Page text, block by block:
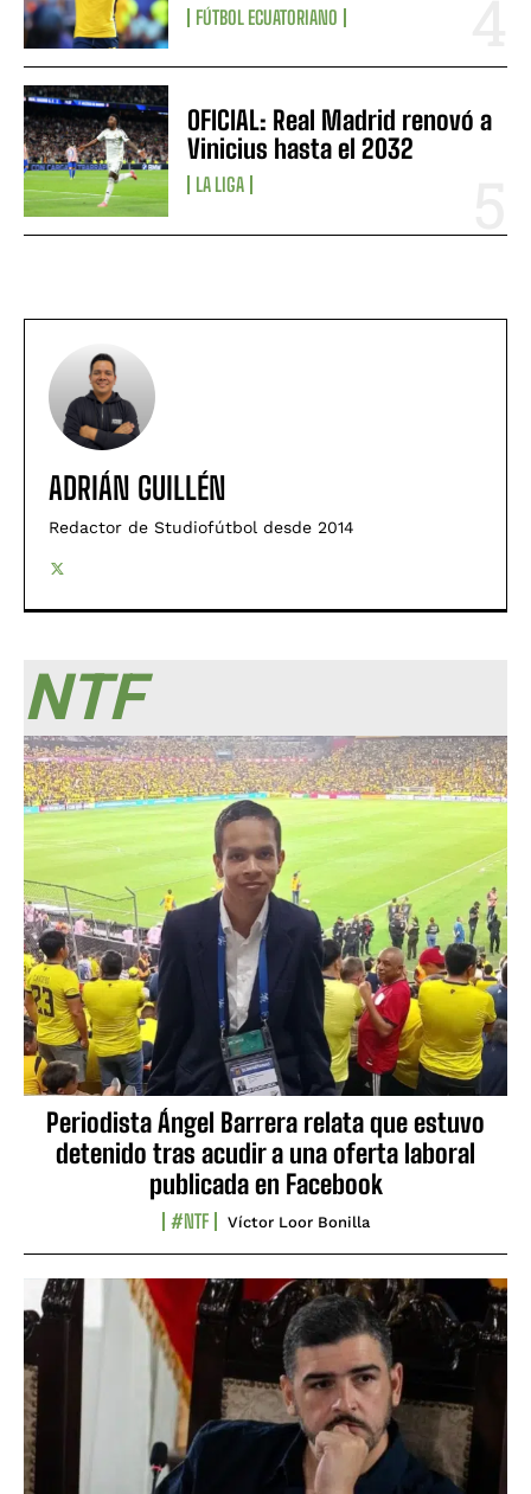
FÚTBOL ECUATORIANO
OFICIAL: Real Madrid renovó a
Vinicius hasta el 2032
LA LIGA
ADRIÁN GUILLÉN
Redactor de Studiofútbol desde 2014
NTF
Periodista Ángel Barrera relata que estuvo
detenido tras acudir a una oferta laboral
publicada en Facebook
#NTF Víctor Loor Bonilla